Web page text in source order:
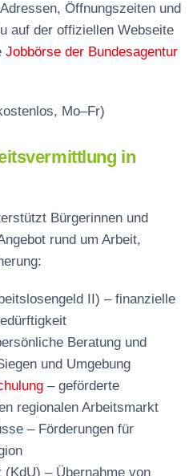
Jobbörse in Siegen
beim Jobcenter Siegen
Öffnungszeiten und
auf der offiziellen Webseite
Jobbörse der Bundesagentur
Mo–Fr)
in
Bürgerinnen und
rund um Arbeit,
II) – finanzielle
Beratung und
und Umgebung
– geförderte
regionalen Arbeitsmarkt
– Förderungen für
(KdU) – Übernahme von